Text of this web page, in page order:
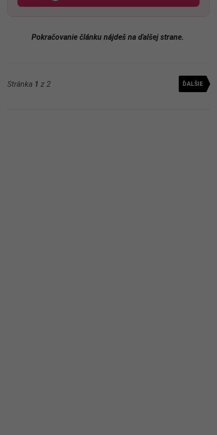
Pokračovanie článku nájdeš na ďalšej strane.
Stránka 1 z 2 ĎALŠIE